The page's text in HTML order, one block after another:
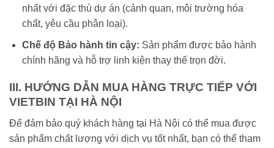
nhất với đặc thù dự án (cảnh quan, môi trường hóa
chất, yêu cầu phân loại).
Chế độ Bảo hành tin cậy: Sản phẩm được bảo hành
chính hãng và hỗ trợ linh kiện thay thế trọn đời.
III. HƯỚNG DẪN MUA HÀNG TRỰC TIẾP VỚI
VIETBIN TẠI HÀ NỘI
Để đảm bảo quý khách hàng tại Hà Nội có thể mua được
sản phẩm chất lượng với dịch vụ tốt nhất, bạn có thể tham